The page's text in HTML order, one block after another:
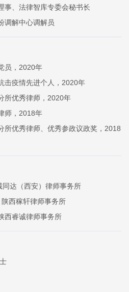
事、法律智库专委会秘书长
调解中心调解员
员，2020年
击疫情先进个人，2020年
所优秀律师，2020年
师，2018年
所优秀律师、优秀参政议政奖，2018
达（西安）律师事务所
西稼轩律师事务所
西睿诚律师事务所